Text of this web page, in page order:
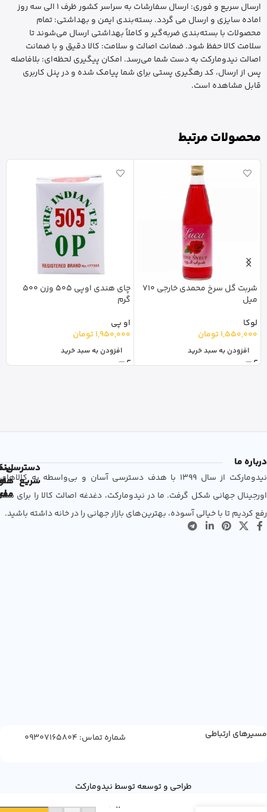
ارسال سریع و فوری: ارسال سفارشات به سراسر کشور ظرف 1 الی سه روز
اماده سایزی و ارسال می گردد. بسته‌بندی ایمن و بهداشتی: تمام
محصولات با بسته‌بندی ضربه‌گیر و کاملاً بهداشتی ارسال می‌شوند تا
سلامت کالا حفظ شود. ضمانت اصالت و سلامت: کالا دقیق و با ضمانت
اصالت نیدومارکت به دست شما می‌رسد. امکان پیگیری لحظه‌ای: بلافاصله
پس از ارسال، کد رهگیری پستی برای شما پیامک شده و در پنل کاربری
قابل مشاهده است.
محصولات مرتبط
شربت گل سرخ محمدی خارجی 710
میل
لوکا
1,550,000تومان
افزودن به سبد خرید
چای هندی اوپی 505 وزن 500
گرم
او پی
1,950,000تومان
افزودن به سبد خرید
درباره ما
نیدومارکت از سال 1399 با هدف دسترسی آسان و بی‌واسطه به کالاهای
اورجینال جهانی شکل گرفت. ما در نیدومارکت، دغدغه اصالت کالا را برای شما
رفع کردیم تا با خیالی آسوده، بهترین‌های بازار جهانی را در خانه داشته باشید.
دسترسی
سریع
مسیرهای ارتباطی شماره تماس: 09307165804
طراحی و توسعه توسط نیدومارکت
12